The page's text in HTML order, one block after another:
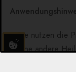
Sie nutzen die
eine andere